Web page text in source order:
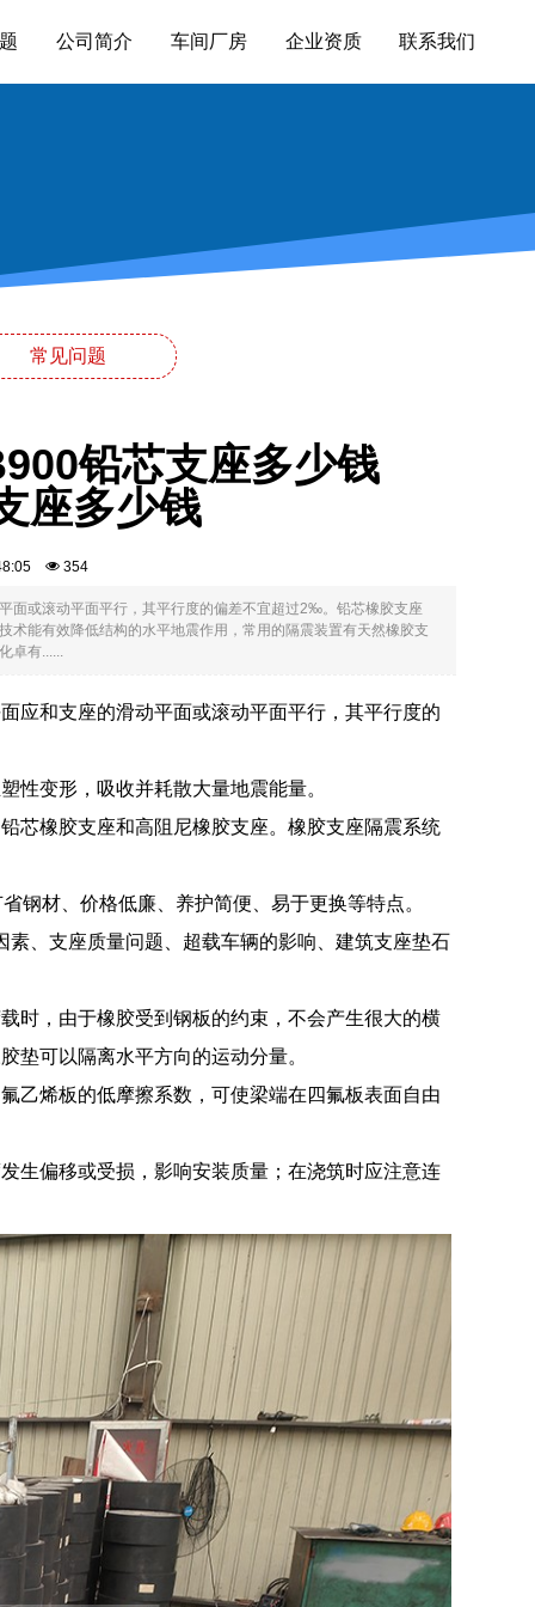
公司简介 车间厂房 企业资质 联系我们
常见问题
铅芯支座多少钱
座多少钱
354
面或滚动平面平行，其平行度的偏差不宜超过2‰。铅芯橡胶支座
能有效降低结构的水平地震作用，常用的隔震装置有天然橡胶支
卓有......
应和支座的滑动平面或滚动平面平行，其平行度的
性变形，吸收并耗散大量地震能量。
芯橡胶支座和高阻尼橡胶支座。橡胶支座隔震系统
钢材、价格低廉、养护简便、易于更换等特点。
、支座质量问题、超载车辆的影响、建筑支座垫石
时，由于橡胶受到钢板的约束，不会产生很大的横
垫可以隔离水平方向的运动分量。
乙烯板的低摩擦系数，可使梁端在四氟板表面自由
生偏移或受损，影响安装质量；在浇筑时应注意连